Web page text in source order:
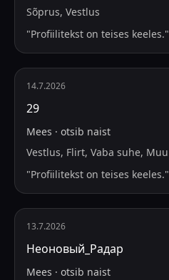
Sõprus, Vestlus
"Profiilitekst on teises keeles."
14.7.2026
29
Mees · otsib naist
Vestlus, Flirt, Vaba suhe, Muu
"Profiilitekst on teises keeles."
13.7.2026
Неоновый_Радар
Mees · otsib naist